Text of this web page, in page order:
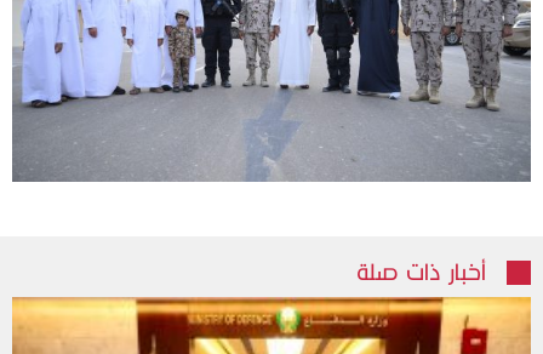
أخبار ذات صلة